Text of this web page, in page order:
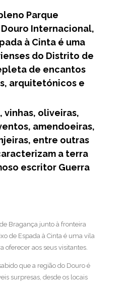
Parque
Internacional,
à Cinta é uma
do Distrito de
de encantos
arquitetónicos e
vinhas, oliveiras,
amendoeiras,
entre outras
a terra
escritor Guerra
Bragança junto à fronteira
de Espada à Cinta é uma vila
oferecer aos seus visitantes.
que a região do Douro é
surpresas, desde os locais